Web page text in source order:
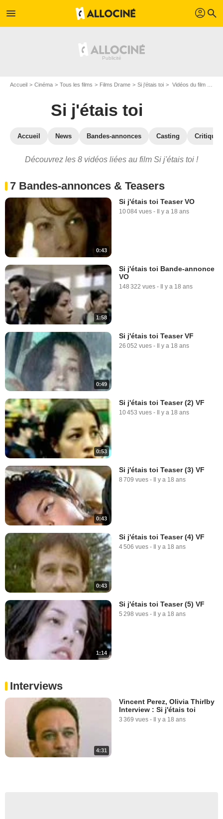
menu profil search
Accueil Cinéma Tous les films Films Drame Si j'étais toi Vidéos du film Si j'étais toi
Si j'étais toi
Accueil News Bandes-annonces Casting
Découvrez les 8 vidéos liées au film Si j'étais toi !
7 Bandes-annonces & Teasers
0:43
Si j'étais toi Teaser VO
10 084 vues - Il y a 18 ans
1:58
Si j'étais toi Bande-annonce
VO
148 322 vues - Il y a 18 ans
0:49
Si j'étais toi Teaser VF
26 052 vues - Il y a 18 ans
0:53
Si j'étais toi Teaser (2) VF
10 453 vues - Il y a 18 ans
0:43
Si j'étais toi Teaser (3) VF
8 709 vues - Il y a 18 ans
0:43
Si j'étais toi Teaser (4) VF
4 506 vues - Il y a 18 ans
1:14
Si j'étais toi Teaser (5) VF
5 298 vues - Il y a 18 ans
Interviews
4:31
Vincent Perez, Olivia Thirlby
Interview : Si j'étais toi
3 369 vues - Il y a 18 ans